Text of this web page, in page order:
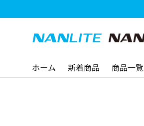
コンテンツへスキップ
ホーム 新着商品 商品一覧